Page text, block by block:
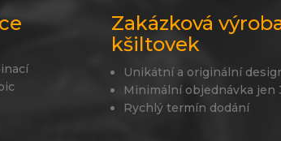
Zakázková
kšiltovek
Unikátní a originální
Minimální objednávka jen
Rychlý termín dodání